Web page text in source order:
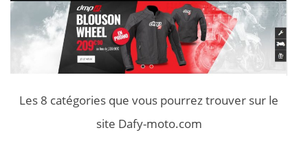
Les 8 catégories que vous pourrez trouver sur le
site Dafy-moto.com